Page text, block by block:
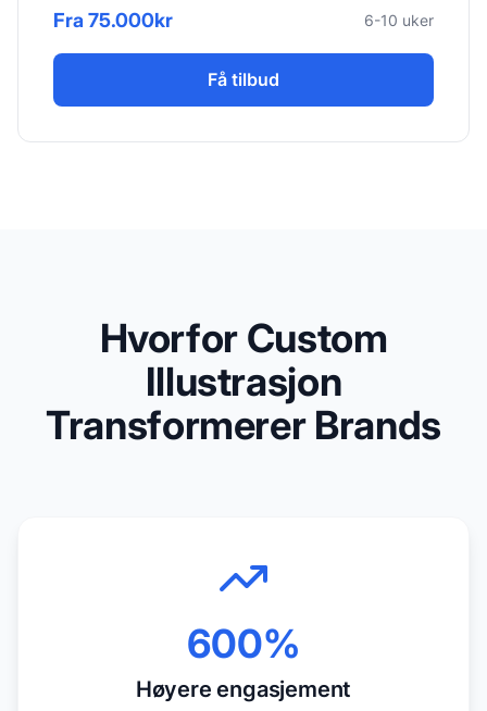
Fra 75.000kr 6-10 uker
Få tilbud
Hvorfor Custom
Illustrasjon
Transformerer Brands
600%
Høyere engasjement